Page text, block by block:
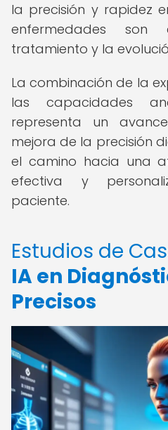
la precisión y rapidez
enfermedades
tratamiento y la
La combinación de la
las capacidades
representa un
mejora de la precisión
el camino hacia una
efectiva y
paciente.
Estudios de
IA en
Precisos